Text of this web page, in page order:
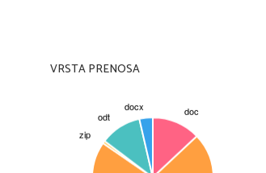
izvoljen   Abraham   Lincoln,   oster   nasprotnik
VRSTA PRENOSA